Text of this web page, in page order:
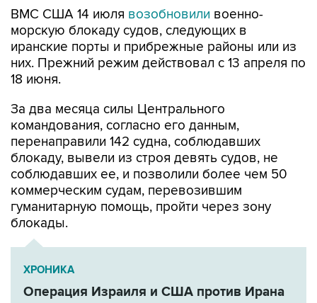
иранские порты и прибрежные районы или из
них. Прежний режим действовал с 13 апреля по
18 июня.
За два месяца силы Центрального
перенаправили 142 судна, соблюдавших
блокаду, вывели из строя девять судов, не
соблюдавших ее, и позволили более чем 50
коммерческим судам, перевозившим
гуманитарную помощь, пройти через зону
блокады.
ХРОНИКА
Операция Израиля и США против Ирана